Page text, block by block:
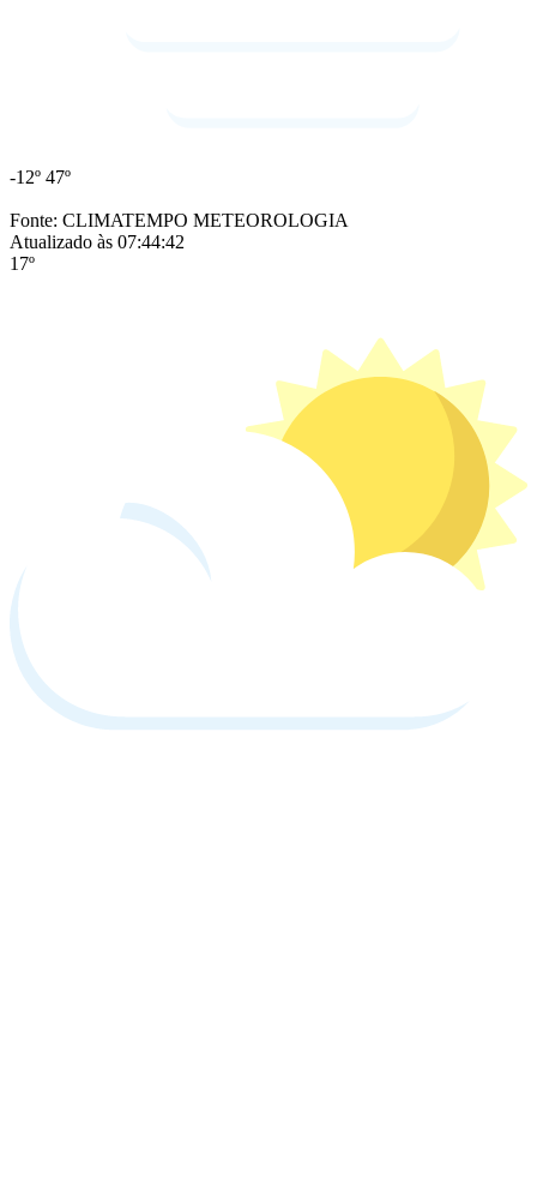
-12º 47º
Fonte: CLIMATEMPO METEOROLOGIA
Atualizado às 07:44:42
17º